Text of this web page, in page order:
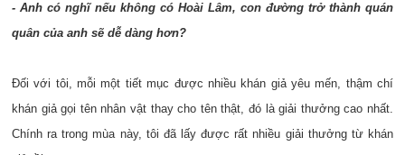
- Anh có nghĩ nếu không có Hoài Lâm, con đường trở thành quán
quân của anh sẽ dễ dàng hơn?
Đối với tôi, mỗi một tiết mục được nhiều khán giả yêu mến, thậm chí
khán giả gọi tên nhân vật thay cho tên thật, đó là giải thưởng cao nhất.
Chính ra trong mùa này, tôi đã lấy được rất nhiều giải thưởng từ khán